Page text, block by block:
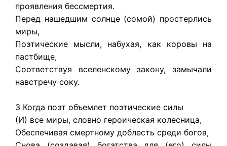
проявления бессмертия.
Перед нашедшим солнце (сомой) простерлись
миры,
Поэтические мысли, набухая, как коровы на
пастбище,
Соответствуя вселенскому закону, замычали
навстречу соку.
3 Когда поэт объемлет поэтические силы
(И) все миры, словно героическая колесница,
Обеспечивая смертному доблесть среди богов,